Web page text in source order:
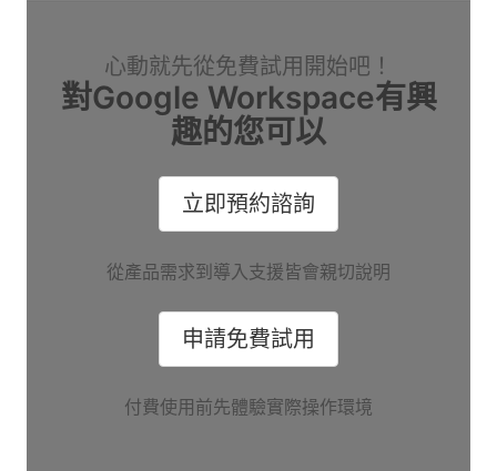
心動就先從免費試用開始吧！
對Google Workspace有興
趣的您可以
立即預約諮詢
從產品需求到導入支援皆會親切說明
申請免費試用
付費使用前先體驗實際操作環境